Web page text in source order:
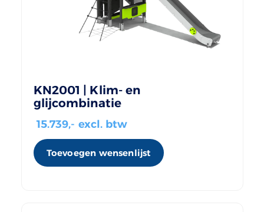
KN2001 | Klim- en
glijcombinatie
15.739,- excl. btw
Toevoegen wensenlijst